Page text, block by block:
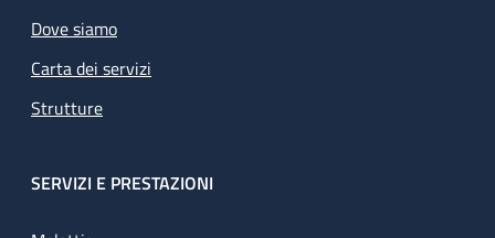
Dove siamo
Carta dei servizi
Strutture
SERVIZI E PRESTAZIONI